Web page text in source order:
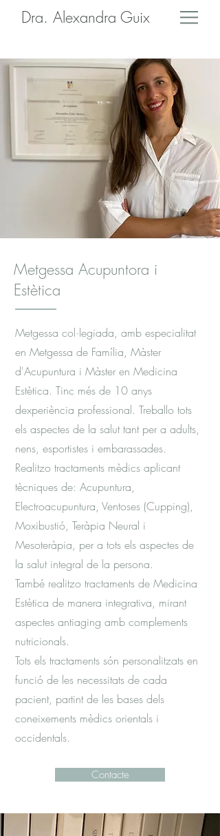
Dra. Alexandra Guix
Metgessa Acupuntora i
Estètica
Metgessa col·legiada, amb especialitat
en Metgessa de Família, Màster
d'Acupuntura i Màster en Medicina
Estètica. Tinc més de 10 anys
dexperiència professional. Treballo tots
els aspectes de la salut tant per a adults,
nens, esportistes i embarassades.
Realitzo tractaments mèdics aplicant
tècniques de: Acupuntura,
Electroacupuntura, Ventoses (Cupping),
Moxibustió, Teràpia Neural i
Mesoteràpia, per a tots els aspectes de
la salut integral de la persona.
També realitzo tractaments de Medicina
Estètica de manera integrativa, mirant
aspectes antiaging amb complements
nutricionals.
Tots els tractaments són personalitzats en
funció de les necessitats de cada
pacient, partint de les bases dels
coneixements mèdics orientals i
occidentals.
Contacte